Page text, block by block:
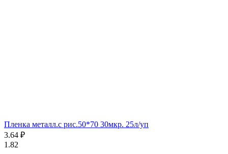
Пленка металл.с рис.50*70 30мкр. 25л/уп
3.64 ₽
1.82